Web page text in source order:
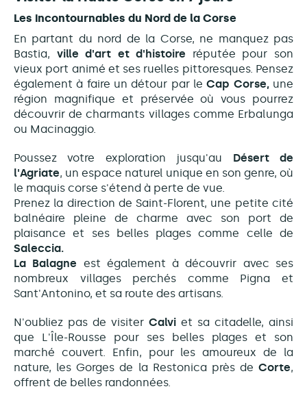
Les incontournables du Nord de la Corse
En partant du nord de la Corse, ne manquez pas
Bastia, ville d'art et d'histoire réputée pour son
vieux port animé et ses ruelles pittoresques. Pensez
également à faire un détour par leCap Corse,une
région magnifique et préservée où vous pourrez
découvrir de charmants villages comme Erbalunga
ou Macinaggio.
Poussez votre exploration jusqu'au Désert de
l'Agriate, un espace naturel unique en son genre, où
le maquis corse s'étend à perte de vue.
Prenez la direction de Saint-Florent, une petite cité
balnéaire pleine de charme avec son port de
plaisance et ses belles plages comme celle de
Saleccia.
La Balagne est également à découvrir avec ses
nombreux villages perchés comme Pigna et
Sant'Antonino, et sa route des artisans.
N'oubliez pas de visiter Calvi et sa citadelle, ainsi
que L'Île-Rousse pour ses belles plages et son
marché couvert. Enfin, pour les amoureux de la
nature, les Gorges de la Restonica près de Corte,
offrent de belles randonnées.